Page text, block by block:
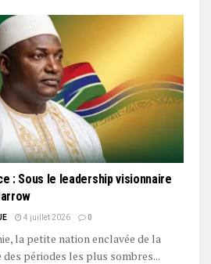
: Sous le leadership visionnaire
4 juillet 2026 0
la petite nation enclavée de la
périodes les plus sombres...